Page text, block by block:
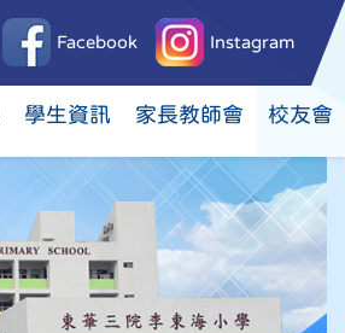
Facebook Instagram
學生資訊 家長教師會 校友會